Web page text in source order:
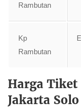
Rambutan
Kp
Rambutan
Harga Tiket
Jakarta Solo